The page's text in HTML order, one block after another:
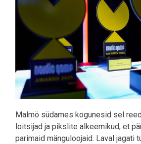
Malmö südames kogunesid sel
loitsijad ja pikslite alkeemikud, et
parimaid mänguloojaid. Laval jagati